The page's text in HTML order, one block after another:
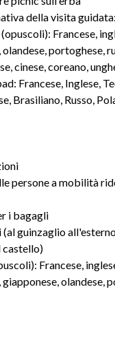
della visita
Francese,
portoghese,
cinese, coreano,
Francese, Inglese,
Brasiliano, Russo,
persone a mobilità
i bagagli
(al guinzaglio
castello)
Francese,
olandese,